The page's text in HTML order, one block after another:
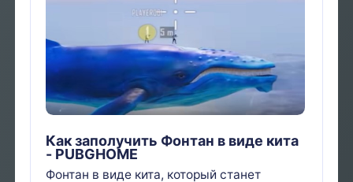
Как заполучить Фонтан в виде кита
- PUBGHOME
Фонтан в виде кита, который станет